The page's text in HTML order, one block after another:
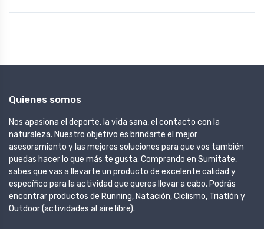
Quienes somos
Nos apasiona el deporte, la vida sana, el contacto con la
naturaleza. Nuestro objetivo es brindarte el mejor
asesoramiento y las mejores soluciones para que vos también
puedas hacer lo que más te gusta. Comprando en Sumitate,
sabes que vas a llevarte un producto de excelente calidad y
específico para la actividad que queres llevar a cabo. Podrás
encontrar productos de Running, Natación, Ciclismo, Triatlón y
Outdoor (actividades al aire libre).